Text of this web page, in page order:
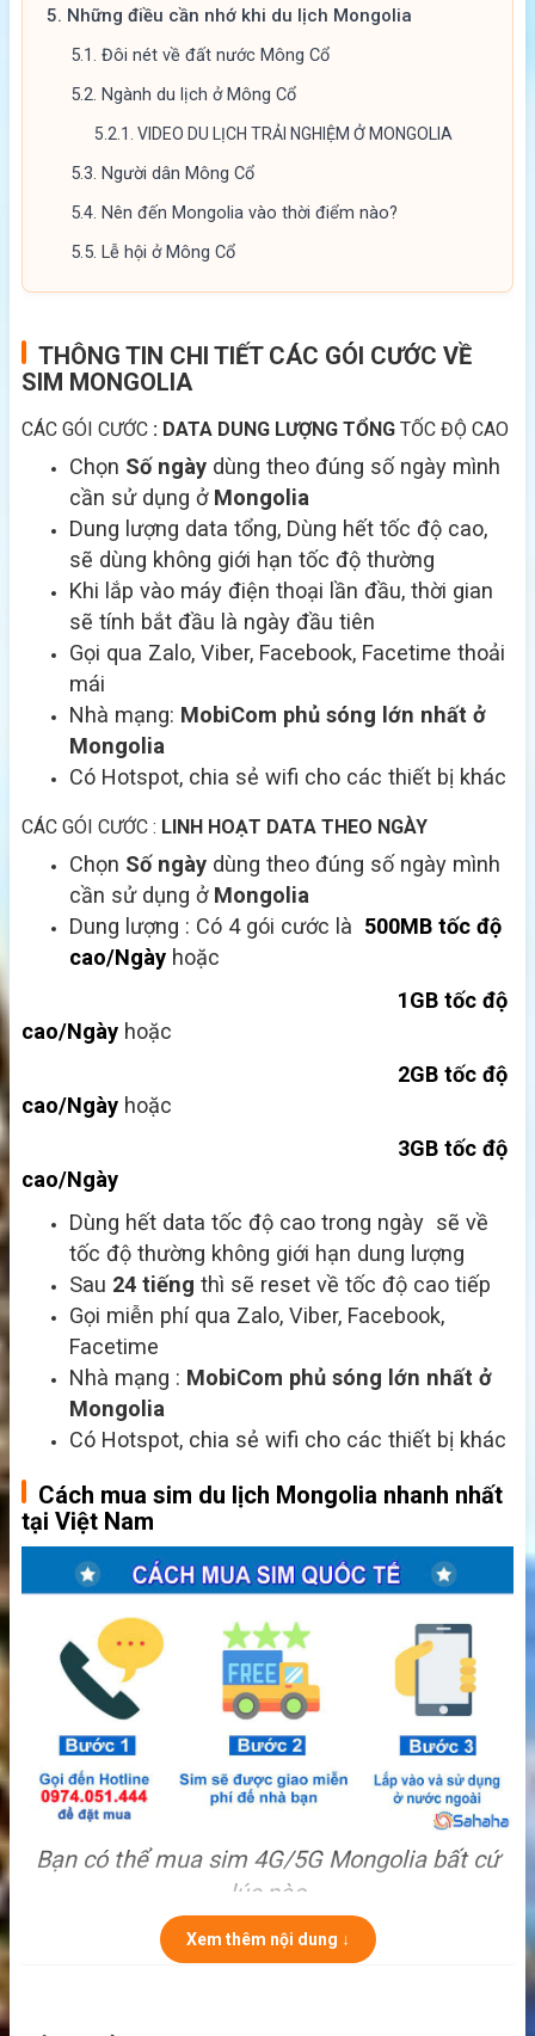
5. Những điều cần nhớ khi du lịch Mongolia
5.1. Đôi nét về đất nước Mông Cổ
5.2. Ngành du lịch ở Mông Cổ
5.2.1. VIDEO DU LỊCH TRẢI NGHIỆM Ở MONGOLIA
5.3. Người dân Mông Cổ
5.4. Nên đến Mongolia vào thời điểm nào?
5.5. Lễ hội ở Mông Cổ
THÔNG TIN CHI TIẾT CÁC GÓI CƯỚC VỀ
SIM MONGOLIA
CÁC GÓI CƯỚC : DATA DUNG LƯỢNG TỔNG TỐC ĐỘ CAO
Chọn Số ngày dùng theo đúng số ngày mình
cần sử dụng ở Mongolia
Dung lượng data tổng, Dùng hết tốc độ cao,
sẽ dùng không giới hạn tốc độ thường
Khi lắp vào máy điện thoại lần đầu, thời gian
sẽ tính bắt đầu là ngày đầu tiên
Gọi qua Zalo, Viber, Facebook, Facetime thoải
mái
Nhà mạng: MobiCom phủ sóng lớn nhất ở
Mongolia
Có Hotspot, chia sẻ wifi cho các thiết bị khác
CÁC GÓI CƯỚC : LINH HOẠT DATA THEO NGÀY
Chọn Số ngày dùng theo đúng số ngày mình
cần sử dụng ở Mongolia
Dung lượng : Có 4 gói cước là 500MB tốc độ
cao/Ngày hoặc
1GB tốc độ
cao/Ngày hoặc
2GB tốc độ
cao/Ngày hoặc
3GB tốc độ
cao/Ngày
Dùng hết data tốc độ cao trong ngày sẽ về
tốc độ thường không giới hạn dung lượng
Sau 24 tiếng thì sẽ reset về tốc độ cao tiếp
Gọi miễn phí qua Zalo, Viber, Facebook,
Facetime
Nhà mạng : MobiCom phủ sóng lớn nhất ở
Mongolia
Có Hotspot, chia sẻ wifi cho các thiết bị khác
Cách mua sim du lịch Mongolia nhanh nhất
tại Việt Nam
Bạn có thể mua sim 4G/5G Mongolia bất cứ
lúc nào
Hãy gọi Hotline0974.051.444 hoặc
0386.001.001để mua sim nhanh và tiện nhất.
Xem thêm nội dung ↓